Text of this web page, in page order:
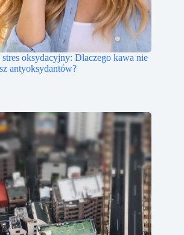
stres oksydacyjny: Dlaczego kawa nie
antyoksydantów?